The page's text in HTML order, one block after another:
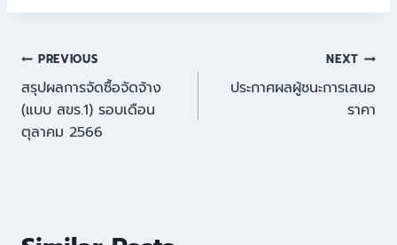
PREVIOUS
สรุปผลการจัดซื้อจัดจ้าง
(แบบ สขร.1) รอบเดือน
ตุลาคม 2566
NEXT
ประกาศผลผู้ชนะการเสนอ
ราคา